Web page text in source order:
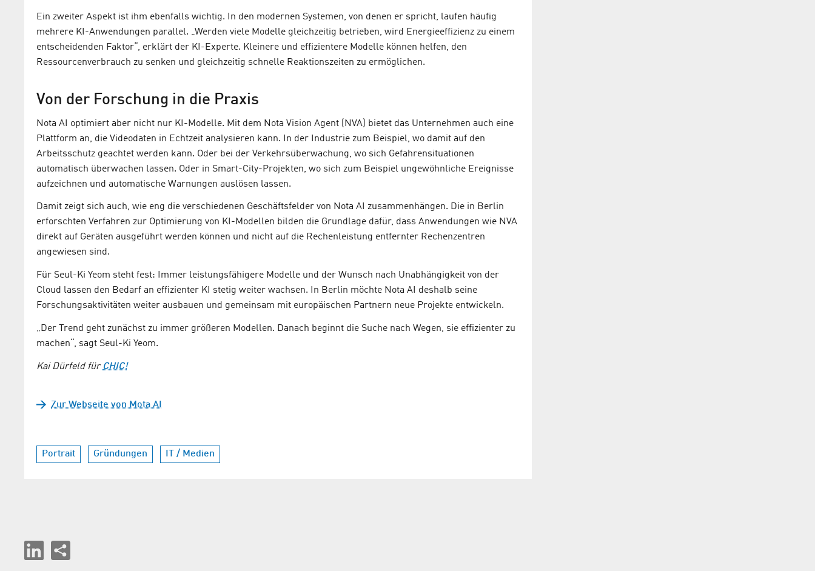
Ein zweiter Aspekt ist ihm ebenfalls wichtig. In den modernen Systemen, von denen er spricht, laufen häufig
mehrere KI-Anwendungen parallel. „Werden viele Modelle gleichzeitig betrieben, wird Energieeffizienz zu einem
entscheidenden Faktor“, erklärt der KI-Experte. Kleinere und effizientere Modelle können helfen, den
Ressourcenverbrauch zu senken und gleichzeitig schnelle Reaktionszeiten zu ermöglichen.
Von der Forschung in die Praxis
Nota AI optimiert aber nicht nur KI-Modelle. Mit dem Nota Vision Agent (NVA) bietet das Unternehmen auch eine
Plattform an, die Videodaten in Echtzeit analysieren kann. In der Industrie zum Beispiel, wo damit auf den
Arbeitsschutz geachtet werden kann. Oder bei der Verkehrsüberwachung, wo sich Gefahrensituationen
automatisch überwachen lassen. Oder in Smart-City-Projekten, wo sich zum Beispiel ungewöhnliche Ereignisse
aufzeichnen und automatische Warnungen auslösen lassen.
Damit zeigt sich auch, wie eng die verschiedenen Geschäftsfelder von Nota AI zusammenhängen. Die in Berlin
erforschten Verfahren zur Optimierung von KI-Modellen bilden die Grundlage dafür, dass Anwendungen wie NVA
direkt auf Geräten ausgeführt werden können und nicht auf die Rechenleistung entfernter Rechenzentren
angewiesen sind.
Für Seul-Ki Yeom steht fest: Immer leistungsfähigere Modelle und der Wunsch nach Unabhängigkeit von der
Cloud lassen den Bedarf an effizienter KI stetig weiter wachsen. In Berlin möchte Nota AI deshalb seine
Forschungsaktivitäten weiter ausbauen und gemeinsam mit europäischen Partnern neue Projekte entwickeln.
„Der Trend geht zunächst zu immer größeren Modellen. Danach beginnt die Suche nach Wegen, sie effizienter zu
machen“, sagt Seul-Ki Yeom.
Kai Dürfeld für CHIC!
Zur Webseite von Mota AI
Portrait Gründungen IT / Medien